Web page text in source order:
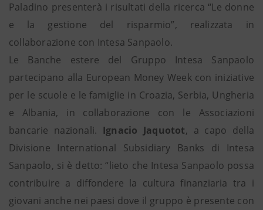
Paladino presenterà i risultati della ricerca “Le donne
e la gestione del risparmio”, realizzata in
collaborazione con Intesa Sanpaolo.
Le Banche estere del Gruppo Intesa Sanpaolo
partecipano alla European Money Week con iniziative
per le scuole e le famiglie in Croazia, Serbia, Ungheria
e Albania, in collaborazione con le Associazioni
bancarie nazionali. Ignacio Jaquotot, a capo della
Divisione International Subsidiary Banks di Intesa
Sanpaolo, si è detto: “lieto che Intesa Sanpaolo possa
contribuire a diffondere la cultura finanziaria tra i
giovani anche nei paesi dove il gruppo è presente con